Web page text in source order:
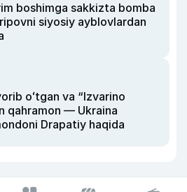
boshimga sakkizta bomba
siyosiy ayblovlardan
oʻtgan va “Izvarino
qahramon — Ukraina
Drapatiy haqida